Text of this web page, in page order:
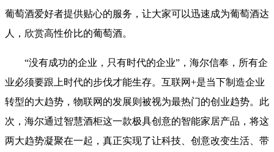
葡萄酒爱好者提供贴心的服务，让大家可以迅速成为葡萄酒达
人，欣赏高性价比的葡萄酒。
“没有成功的企业，只有时代的企业”，海尔信奉，所有企
业必须要跟上时代的步伐才能生存。互联网+是当下制造企业
转型的大趋势，物联网的发展则被视为最热门的创业趋势。此
次，海尔通过智慧酒柜这一款极具创意的智能家居产品，将这
两大趋势凝聚在一起，真正实现了让科技、创意改变生活、带